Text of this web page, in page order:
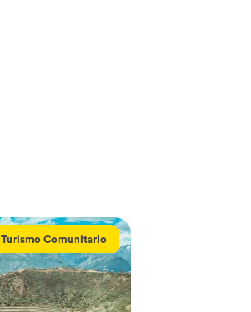
Turismo Comunitario